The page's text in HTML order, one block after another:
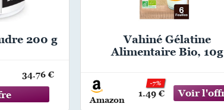
200 g
34.76 €
Vahiné Gélatine
Alimentaire Bio, 10g
Amazon
1.49 €
-7%